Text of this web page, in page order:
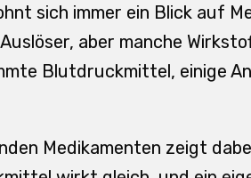
sich immer ein Blick auf
aber manche
Blutdruckmittel, einige
Medikamenten zeigt